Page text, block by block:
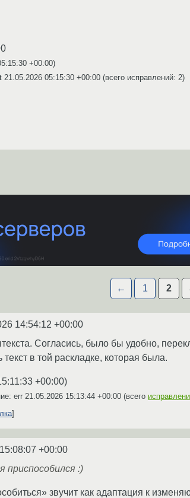
+00:00)
21.05.2026 05:15:30 +00:00 (всего исправлений: 2)
← 1 2
14:54:12 +00:00
Согласись, было бы удобно,
в той раскладке, которая была.
+00:00)
err 21.05.2026 15:13:44 +00:00 (всего
+00:00
приспособился :)
звучит как адаптация к